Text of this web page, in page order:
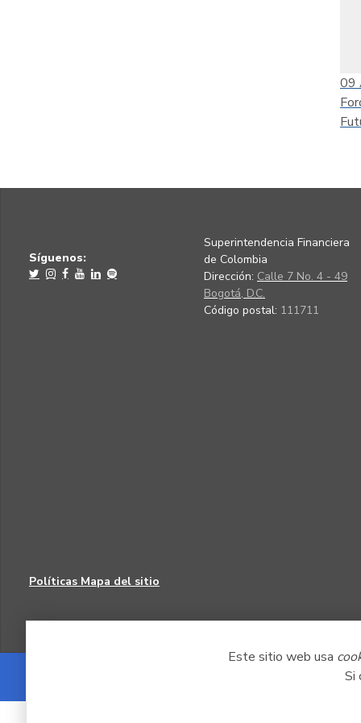
Este sitio web usa
Si
09
Síguenos:
Superintendencia Financiera
de Colombia
Dirección: Calle 7 No. 4 - 49
Bogotá, D.C.
Código postal: 111711
Políticas Mapa del sitio